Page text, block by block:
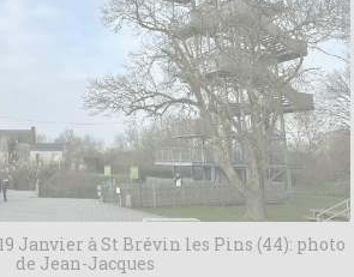
Janvier à St Brévin les Pins (44): photo
de Jean-Jacques